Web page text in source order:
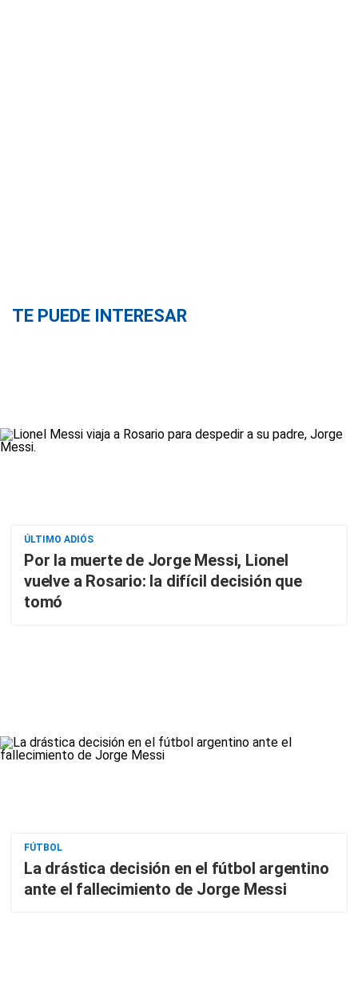
TE PUEDE INTERESAR
ÚLTIMO ADIÓS
Por la muerte de Jorge Messi, Lionel
vuelve a Rosario: la difícil decisión que
tomó
FÚTBOL
La drástica decisión en el fútbol argentino
ante el fallecimiento de Jorge Messi